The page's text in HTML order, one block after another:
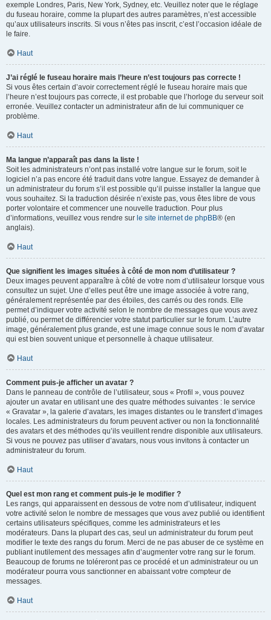
exemple Londres, Paris, New York, Sydney, etc. Veuillez noter que le réglage
du fuseau horaire, comme la plupart des autres paramètres, n’est accessible
qu’aux utilisateurs inscrits. Si vous n’êtes pas inscrit, c’est l’occasion idéale de
le faire.
Haut
J’ai réglé le fuseau horaire mais l’heure n’est toujours pas correcte !
Si vous êtes certain d’avoir correctement réglé le fuseau horaire mais que
l’heure n’est toujours pas correcte, il est probable que l’horloge du serveur soit
erronée. Veuillez contacter un administrateur afin de lui communiquer ce
problème.
Haut
Ma langue n’apparaît pas dans la liste !
Soit les administrateurs n’ont pas installé votre langue sur le forum, soit le
logiciel n’a pas encore été traduit dans votre langue. Essayez de demander à
un administrateur du forum s’il est possible qu’il puisse installer la langue que
vous souhaitez. Si la traduction désirée n’existe pas, vous êtes libre de vous
porter volontaire et commencer une nouvelle traduction. Pour plus
d’informations, veuillez vous rendre sur le site internet de phpBB® (en
anglais).
Haut
Que signifient les images situées à côté de mon nom d’utilisateur ?
Deux images peuvent apparaître à côté de votre nom d’utilisateur lorsque vous
consultez un sujet. Une d’elles peut être une image associée à votre rang,
généralement représentée par des étoiles, des carrés ou des ronds. Elle
permet d’indiquer votre activité selon le nombre de messages que vous avez
publié, ou permet de différencier votre statut particulier sur le forum. L’autre
image, généralement plus grande, est une image connue sous le nom d’avatar
qui est bien souvent unique et personnelle à chaque utilisateur.
Haut
Comment puis-je afficher un avatar ?
Dans le panneau de contrôle de l’utilisateur, sous « Profil », vous pouvez
ajouter un avatar en utilisant une des quatre méthodes suivantes : le service
« Gravatar », la galerie d’avatars, les images distantes ou le transfert d’images
locales. Les administrateurs du forum peuvent activer ou non la fonctionnalité
des avatars et des méthodes qu’ils veuillent rendre disponible aux utilisateurs.
Si vous ne pouvez pas utiliser d’avatars, nous vous invitons à contacter un
administrateur du forum.
Haut
Quel est mon rang et comment puis-je le modifier ?
Les rangs, qui apparaissent en dessous de votre nom d’utilisateur, indiquent
votre activité selon le nombre de messages que vous avez publié ou identifient
certains utilisateurs spécifiques, comme les administrateurs et les
modérateurs. Dans la plupart des cas, seul un administrateur du forum peut
modifier le texte des rangs du forum. Merci de ne pas abuser de ce système en
publiant inutilement des messages afin d’augmenter votre rang sur le forum.
Beaucoup de forums ne toléreront pas ce procédé et un administrateur ou un
modérateur pourra vous sanctionner en abaissant votre compteur de
messages.
Haut